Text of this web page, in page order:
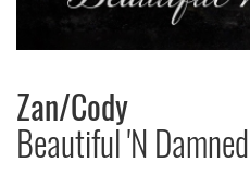
Zan/Cody
Beautiful 'N Damned